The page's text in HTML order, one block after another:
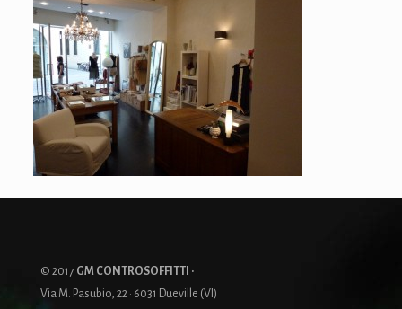
© 2017 GM CONTROSOFFITTI ·
Via M. Pasubio, 22 · 6031 Dueville (VI)